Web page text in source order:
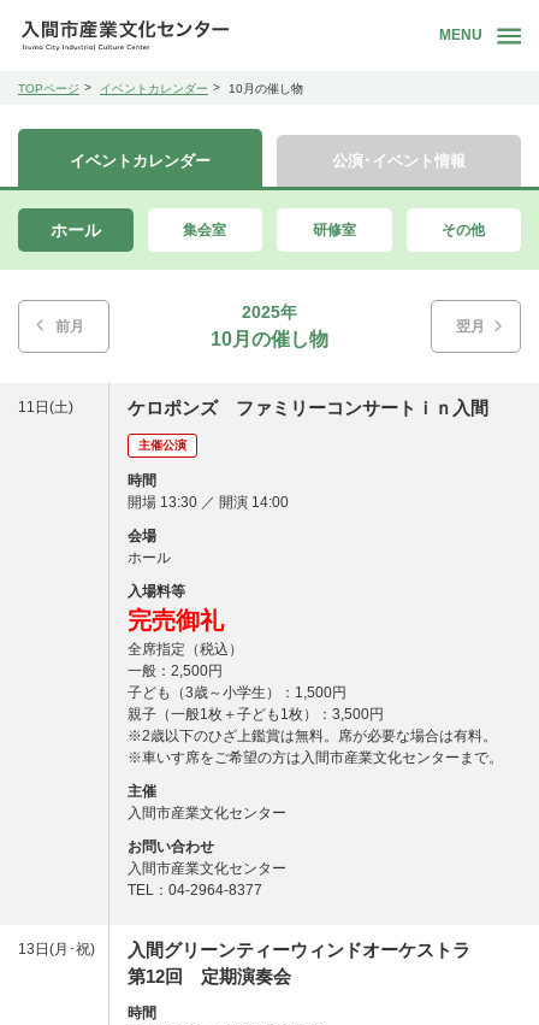
MENU
TOPページ イベントカレンダー 10月の催し物
イベントカレンダー 公演･イベント情報
ホール 集会室 研修室 その他
翌月
前月
2025年
10月の催し物
11日(土) ケロポンズ ファミリーコンサートｉｎ入間
主催公演
時間
開場 13:30 ／ 開演 14:00
会場
ホール
入場料等
完売御礼
全席指定（税込）
一般：2,500円
子ども（3歳～小学生）：1,500円
親子（一般1枚＋子ども1枚）：3,500円
※2歳以下のひざ上鑑賞は無料。席が必要な場合は有料。
※車いす席をご希望の方は入間市産業文化センターまで。
主催
入間市産業文化センター
お問い合わせ
入間市産業文化センター
TEL：04-2964-8377
13日(月･祝)
入間グリーンティーウィンドオーケストラ
第12回 定期演奏会
時間